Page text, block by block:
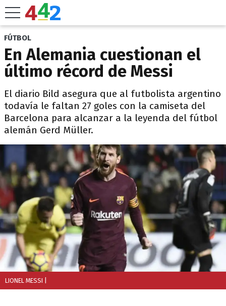
FÚTBOL
En Alemania cuestionan el
último récord de Messi
El diario Bild asegura que al futbolista argentino
todavía le faltan 27 goles con la camiseta del
Barcelona para alcanzar a la leyenda del fútbol
alemán Gerd Müller.
LIONEL MESSI